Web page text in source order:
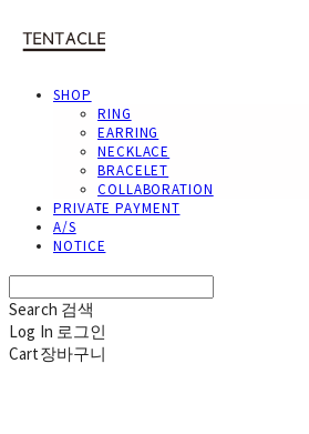
SHOP
RING
EARRING
NECKLACE
BRACELET
COLLABORATION
PRIVATE PAYMENT
A/S
NOTICE
Search 검색
Log In 로그인
Cart장바구니